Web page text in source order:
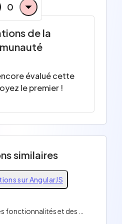
0
de la
évalué cette
le premier !
similaires
sur AngularJS